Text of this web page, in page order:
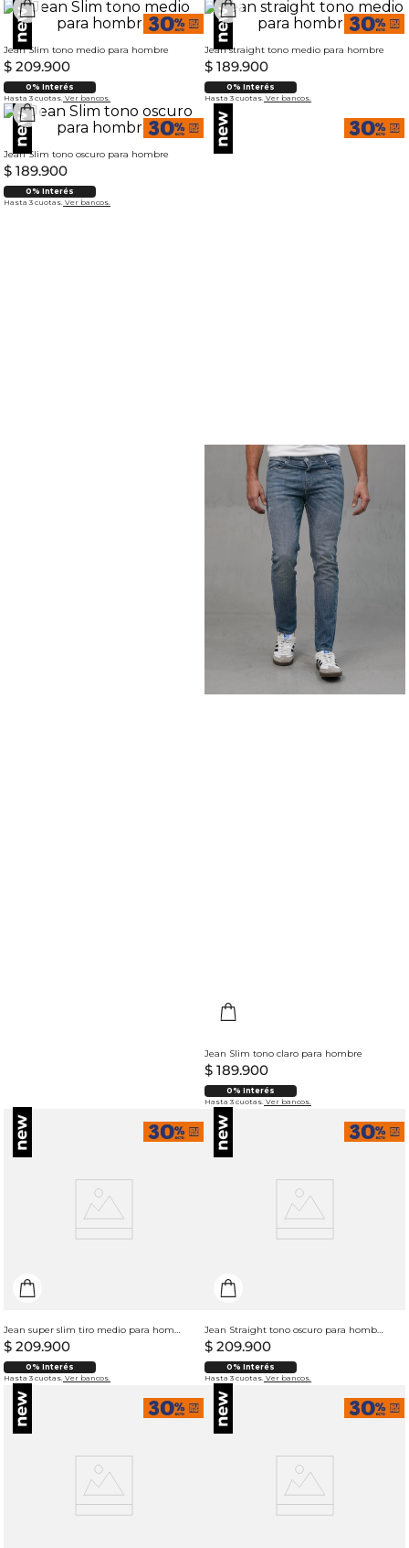
Jean Slim tono medio para hombre
$ 209.900
0% Interés
Hasta 3 cuotas. Ver bancos.
Jean straight tono medio para hombre
$ 189.900
0% Interés
Hasta 3 cuotas. Ver bancos.
Jean Slim tono oscuro para hombre
$ 189.900
0% Interés
Hasta 3 cuotas. Ver bancos.
Jean Slim tono claro para hombre
$ 189.900
0% Interés
Hasta 3 cuotas. Ver bancos.
Jean super slim tiro medio para hombre
$ 209.900
0% Interés
Hasta 3 cuotas. Ver bancos.
Jean Straight tono oscuro para hombre
$ 209.900
0% Interés
Hasta 3 cuotas. Ver bancos.